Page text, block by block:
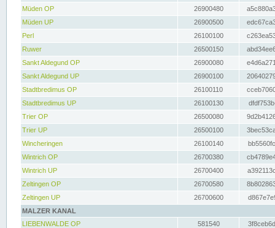
Müden OP
26900480
Müden UP
26900500
Perl
26100100
Ruwer
26500150
Sankt Aldegund OP
26900080
Sankt Aldegund UP
26900100
Stadtbredimus OP
26100110
Stadtbredimus UP
26100130
Trier OP
26500080
Trier UP
26500100
Wincheringen
26100140
Wintrich OP
26700380
Wintrich UP
26700400
Zeltingen OP
26700580
Zeltingen UP
26700600
MALZER KANAL
LIEBENWALDE OP
581540